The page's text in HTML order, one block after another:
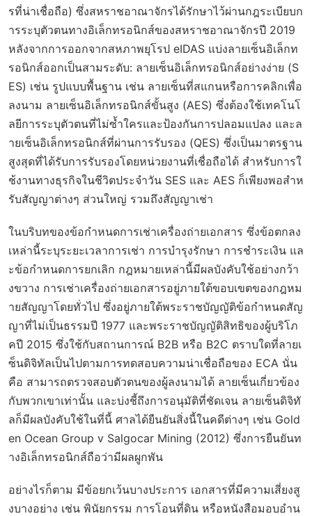
รที่น่าเชื่อถือ) ซึ่งสหราชอาณาจักรได้รักษาไว้ผ่านกฎระเบียบก
ารระบุตัวตนทางอิเล็กทรอนิกส์ของสหราชอาณาจักรปี 2019
หลังจากการออกจากสหภาพยุโรป eIDAS แบ่งลายเซ็นอิเล็กท
รอนิกส์ออกเป็นสามระดับ: ลายเซ็นอิเล็กทรอนิกส์อย่างง่าย (S
ES) เช่น รูปแบบพื้นฐาน เช่น ลายเซ็นที่สแกนหรือการคลิกเพื่อ
ลงนาม ลายเซ็นอิเล็กทรอนิกส์ขั้นสูง (AES) ซึ่งต้องใช้เทคโนโ
ลยีการระบุตัวตนที่ไม่ซ้ำใครและป้องกันการปลอมแปลง และล
ายเซ็นอิเล็กทรอนิกส์ที่ผ่านการรับรอง (QES) ซึ่งเป็นมาตรฐาน
สูงสุดที่ได้รับการรับรองโดยหน่วยงานที่เชื่อถือได้ สำหรับการใ
ช้งานทางธุรกิจในชีวิตประจำวัน SES และ AES ก็เพียงพอสำห
รับสัญญาต่างๆ ส่วนใหญ่ รวมถึงสัญญาเช่า
ในบริบทของข้อกำหนดการเช่าเครื่องถ่ายเอกสาร ซึ่งข้อตกลง
เหล่านี้ระบุระยะเวลาการเช่า การบำรุงรักษา การชำระเงิน แล
ะข้อกำหนดการยกเลิก กฎหมายเหล่านี้มีผลบังคับใช้อย่างกว้า
งขวาง การเช่าเครื่องถ่ายเอกสารอยู่ภายใต้ขอบเขตของกฎหม
ายสัญญาโดยทั่วไป ซึ่งอยู่ภายใต้พระราชบัญญัติข้อกำหนดสัญ
ญาที่ไม่เป็นธรรมปี 1977 และพระราชบัญญัติสิทธิของผู้บริโภ
คปี 2015 ซึ่งใช้กับสถานการณ์ B2B หรือ B2C ตราบใดที่ลายเ
ซ็นดิจิทัลเป็นไปตามการทดสอบความน่าเชื่อถือของ ECA นั่น
คือ สามารถตรวจสอบตัวตนของผู้ลงนามได้ ลายเซ็นเกี่ยวข้อง
กับพวกเขาเท่านั้น และบ่งชี้ถึงการอนุมัติที่ชัดเจน ลายเซ็นดิจิทั
ลก็มีผลบังคับใช้ในที่นี้ ศาลได้ยืนยันสิ่งนี้ในคดีต่างๆ เช่น Gold
en Ocean Group v Salgocar Mining (2012) ซึ่งการยืนยันท
างอิเล็กทรอนิกส์ถือว่ามีผลผูกพัน
อย่างไรก็ตาม มีข้อยกเว้นบางประการ เอกสารที่มีความเสี่ยงสู
งบางอย่าง เช่น พินัยกรรม การโอนที่ดิน หรือหนังสือมอบอำน